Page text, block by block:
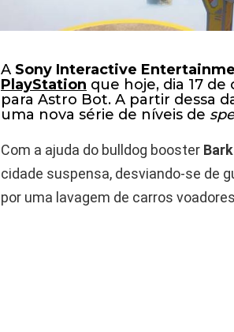
A Sony Interactive
PlayStation que hoje, dia 17
para Astro Bot. A partir dessa
uma nova série de níveis de
Com a ajuda do bulldog booster
cidade suspensa, desviando-se de
por uma lavagem de carros